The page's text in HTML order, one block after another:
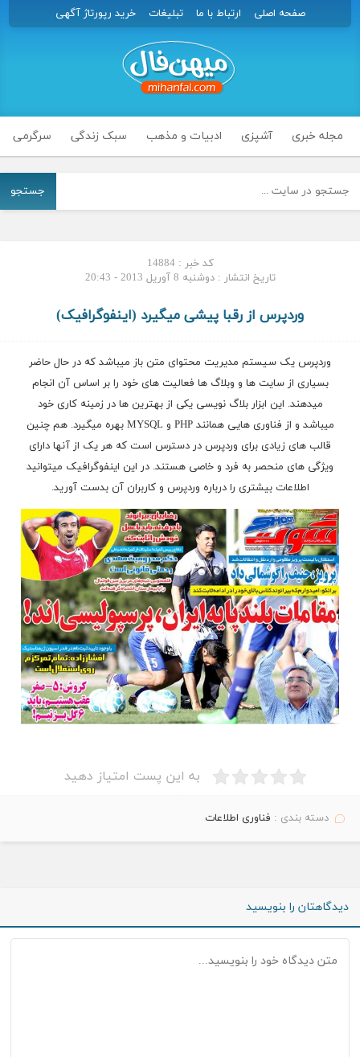
صفحه اصلی ارتباط با ما تبلیغات خرید رپورتاژ آگهی
مجله خبری آشپزی ادبیات و مذهب سبک زندگی سرگرمی
جستجو
کد خبر : 14884
تاریخ انتشار : دوشنبه 8 آوریل 2013 - 20:43
وردپرس از رقبا پیشی میگیرد (اینفوگرافیک)
وردپرس یک سیستم مدیریت محتوای متن باز میباشد که در حال حاضر
بسیاری از سایت ها و وبلاگ ها فعالیت های خود را بر اساس آن انجام
میدهند. این ابزار بلاگ نویسی یکی از بهترین ها در زمینه کاری خود
میباشد و از فناوری هایی همانند PHP و MYSQL بهره میگیرد. هم چنین
قالب های زیادی برای وردپرس در دسترس است که هر یک از آنها دارای
ویژگی های منحصر به فرد و خاصی هستند. در این اینفوگرافیک میتوانید
اطلاعات بیشتری را درباره وردپرس و کاربران آن بدست آورید.
به این پست امتیاز دهید
دسته بندی : فناوری اطلاعات
دیدگاهتان را بنویسید